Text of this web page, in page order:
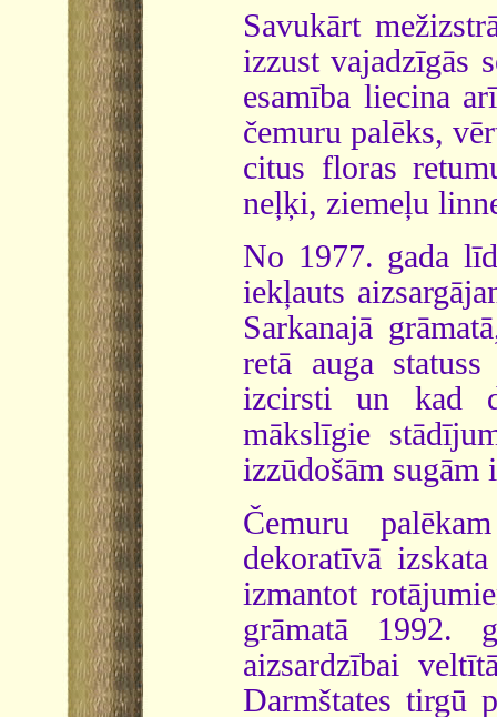
Savukārt
izzust vajadzīgās
esamība liecina
čemuru palēks,
citus floras
neļķi, ziemeļu
No 1977. gada
iekļauts
Sarkanajā
retā auga
izcirsti un kad
mākslīgie
izzūdošām sugām
Čemuru
dekoratīvā
izmantot
grāmatā 1992.
aizsardzībai
Darmštates tirgū